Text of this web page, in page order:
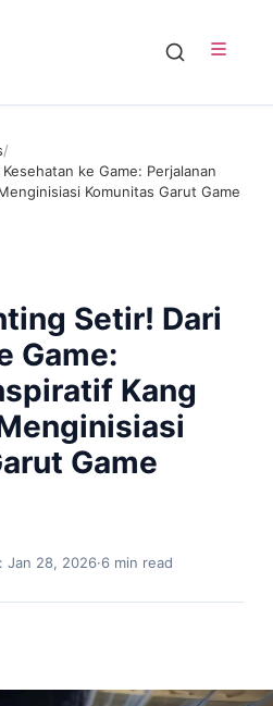
/
ke Game: Perjalanan
Komunitas Garut Game
Setir! Dari
Game:
Kang
Game
Jan 28, 2026·6 min read